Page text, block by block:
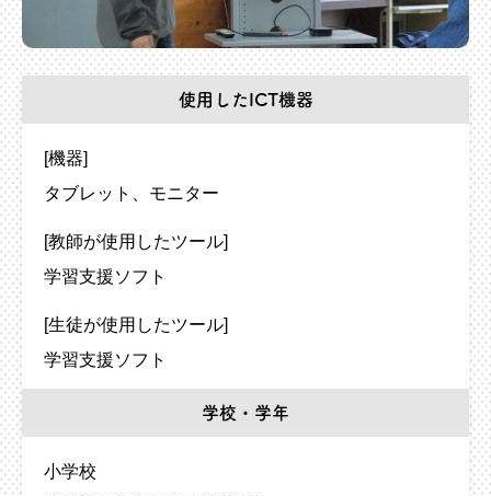
使用したICT機器
[機器]
タブレット
モニター
[教師が使用したツール]
学習支援ソフト
[生徒が使用したツール]
学習支援ソフト
学校・学年
小学校